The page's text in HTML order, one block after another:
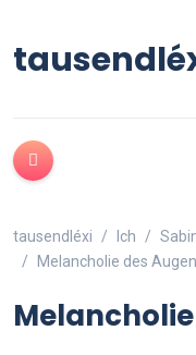
tausendléxi Ich
Melancholie des